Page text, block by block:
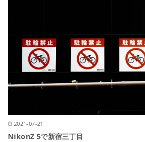
2021-07-21
NikonZ 5で新宿三丁目